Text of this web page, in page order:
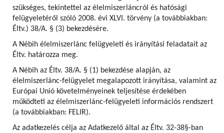
szükséges, tekintettel az élelmiszerláncról és hatósági
felügyeletéről szóló 2008. évi XLVI. törvény (a továbbiakban:
Éltv.) 38/A. § (3) bekezdésére.
A Nébih élelmiszerlánc felügyeleti és irányítási feladatait az
Éltv. határozza meg.
A Nébih az Éltv. 38/A. § (1) bekezdése alapján, az
élelmiszerlánc-felügyelet megalapozott irányítása, valamint az
Európai Unió követelményeinek teljesítése érdekében
működteti az élelmiszerlánc-felügyeleti információs rendszert
(a továbbiakban: FELIR).
Az adatkezelés célja az Adatkezelő által az Éltv. 32-38§-ban